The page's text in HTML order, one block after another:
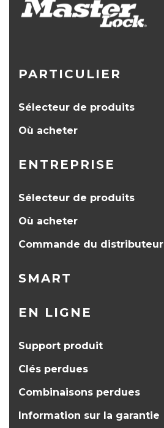
PARTICULIER
Sélecteur de produits
Où acheter
ENTREPRISE
Sélecteur de produits
Où acheter
Commande du distributeur
SMART
EN LIGNE
Support produit
Clés perdues
Combinaisons perdues
Information sur la garantie